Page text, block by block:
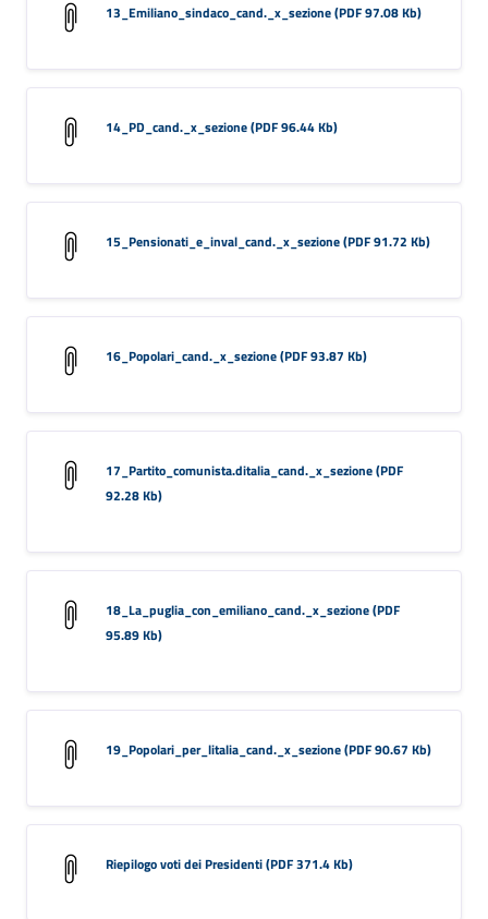
13_Emiliano_sindaco_cand._x_sezione (PDF 97.08 Kb)
14_PD_cand._x_sezione (PDF 96.44 Kb)
15_Pensionati_e_inval_cand._x_sezione (PDF 91.72 Kb)
16_Popolari_cand._x_sezione (PDF 93.87 Kb)
17_Partito_comunista.ditalia_cand._x_sezione (PDF
92.28 Kb)
18_La_puglia_con_emiliano_cand._x_sezione (PDF
95.89 Kb)
19_Popolari_per_litalia_cand._x_sezione (PDF 90.67 Kb)
Riepilogo voti dei Presidenti (PDF 371.4 Kb)